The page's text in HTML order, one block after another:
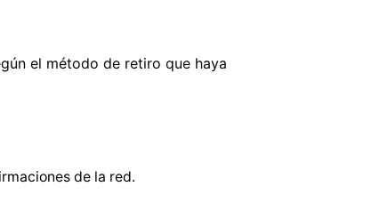
el método de retiro que haya
de la red.